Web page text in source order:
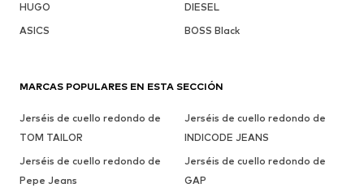
HUGO
DIESEL
ASICS
BOSS Black
MARCAS POPULARES EN ESTA SECCIÓN
Jerséis de cuello redondo de
TOM TAILOR
Jerséis de cuello redondo de
INDICODE JEANS
Jerséis de cuello redondo de
Pepe Jeans
Jerséis de cuello redondo de
GAP